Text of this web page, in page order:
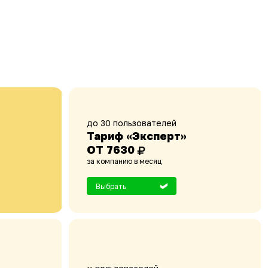
до 30 пользователей
Тариф «Эксперт»
ОТ 7630
за компанию в месяц
Выбрать